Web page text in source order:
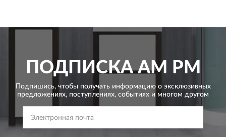
ПОДПИСКАAM PM
Подпишись, чтобы получать информацию о эксклюзивных
предложениях, поступлениях, событиях и многом другом